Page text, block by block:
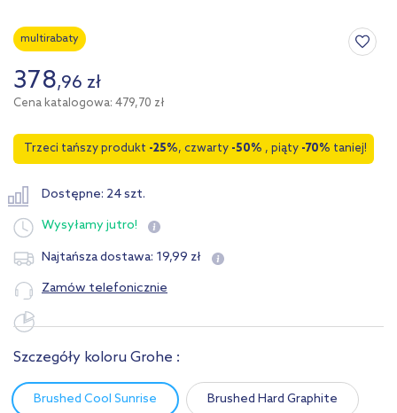
multirabaty
378,96 zł
Cena katalogowa: 479,70 zł
Trzeci tańszy produkt -25%, czwarty -50% , piąty -70% taniej!
Dostępne: 24 szt.
Wysyłamyjutro!
Najtańsza dostawa: 19,99 zł
Zamów telefonicznie
Szczegóły koloru Grohe :
Brushed Cool Sunrise Brushed Hard Graphite